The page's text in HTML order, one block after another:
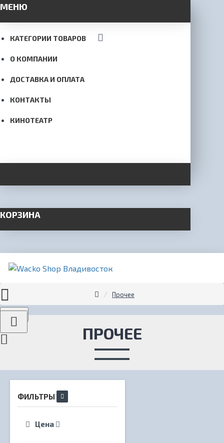
МЕНЮ
КАТЕГОРИИ ТОВАРОВ
О КОМПАНИИ
ДОСТАВКА И ОПЛАТА
КОНТАКТЫ
КИНОТЕАТР
КОРЗИНА
Menu
Прочее
ПРОЧЕЕ
ФИЛЬТРЫ
Цена